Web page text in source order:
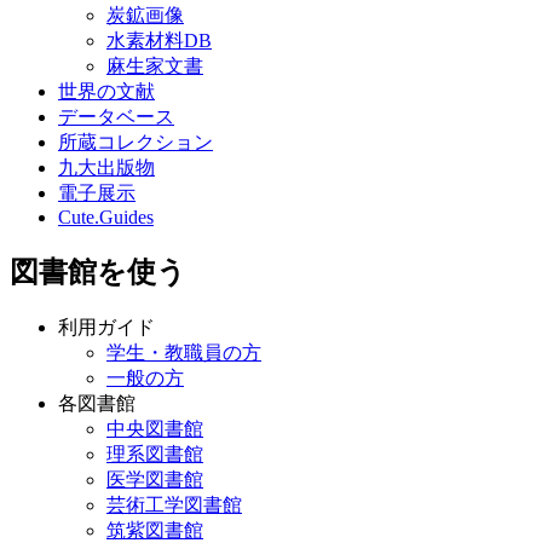
炭鉱画像
水素材料DB
麻生家文書
世界の文献
データベース
所蔵コレクション
九大出版物
電子展示
Cute.Guides
図書館を使う
利用ガイド
学生・教職員の方
一般の方
各図書館
中央図書館
理系図書館
医学図書館
芸術工学図書館
筑紫図書館